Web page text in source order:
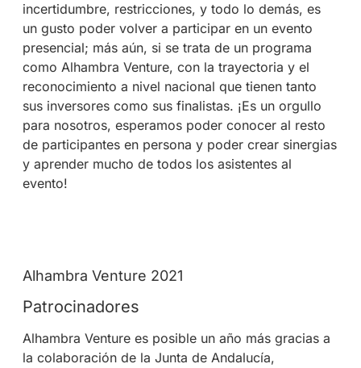
incertidumbre, restricciones, y todo lo demás, es
un gusto poder volver a participar en un evento
presencial; más aún, si se trata de un programa
como Alhambra Venture, con la trayectoria y el
reconocimiento a nivel nacional que tienen tanto
sus inversores como sus finalistas. ¡Es un orgullo
para nosotros, esperamos poder conocer al resto
de participantes en persona y poder crear sinergias
y aprender mucho de todos los asistentes al
evento!
Alhambra Venture 2021
Patrocinadores
Alhambra Venture es posible un año más gracias a
la colaboración de la Junta de Andalucía,